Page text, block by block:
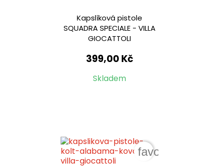
Kapslíková pistole
SQUADRA SPECIALE - VILLA
GIOCATTOLI
399,00 Kč
Skladem
favorite_border